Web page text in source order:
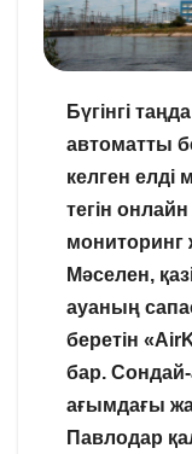
Бүгінгі
автоматты
келген елді
тегін
мониторинг
Мәселен,
ауаның
беретін
бар.
ағымдағы
Павлодар